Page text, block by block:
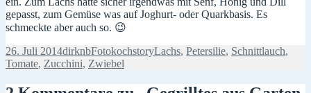
gepasst, zum Gemüse was auf Joghurt- oder Quarkbasis. Es
schmeckte aber auch so. 😉
Veröffentlicht
am
26. Juli 2014Autor
dirknbKategorien
FotokochstorySchlagwörter
Lachs, Petersilie, Schnittlauch,
Tomate, Zucchini, Zwiebel